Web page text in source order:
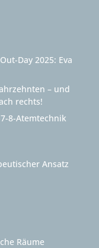
Day 2025: Eva
– und
rechts!
8-Atemtechnik
Ansatz
Räume